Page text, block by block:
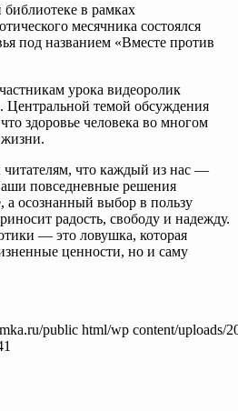
в рамках
месячника состоялся
под названием «Вместе против
урока видеоролик
Центральной темой обсуждения
здоровье человека во многом
жизни.
что каждый из нас —
повседневные решения
осознанный выбор в пользу
радость, свободу и надежду.
— это ловушка, которая
ценности, но и саму
public html/wp content/uploads/